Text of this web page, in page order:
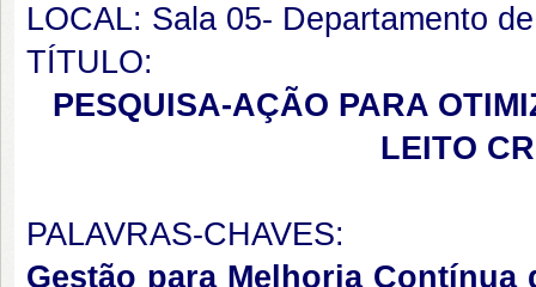
LOCAL: Sala 05- Departamento
TÍTULO:
PESQUISA-AÇÃO PARA
LEITO
PALAVRAS-CHAVES:
Gestão para Melhoria